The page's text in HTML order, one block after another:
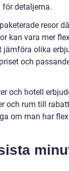
detaljerna.
resor
kan vara mer
jämföra olika
och
och hotell
och rum till
om man har